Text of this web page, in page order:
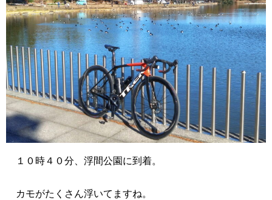
１０時４０分、浮間公園に到着。
カモがたくさん浮いてますね。